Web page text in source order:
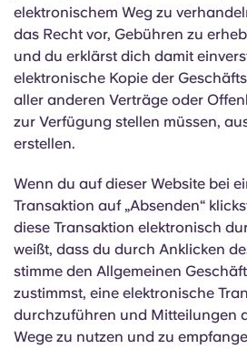
elektronischem Weg zu
das Recht vor, Gebühren zu
und du erklärst dich damit
elektronische Kopie der
aller anderen Verträge oder
zur Verfügung stellen müssen,
erstellen.
Wenn du auf dieser Website bei
Transaktion auf „Absenden“
diese Transaktion elektronisch
weißt, dass du durch Anklicken
stimme den Allgemeinen
zustimmst, eine elektronische
durchzuführen und Mitteilungen
Wege zu nutzen und zu